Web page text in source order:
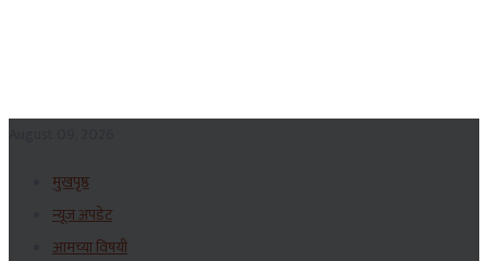
मुखपृष्ठ
न्यूज अपडेट
आमच्या विषयी